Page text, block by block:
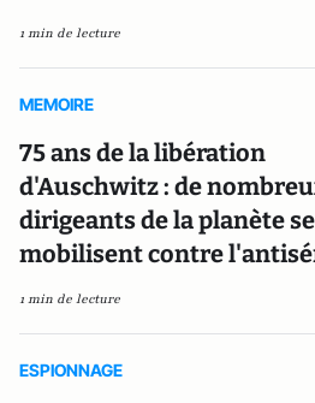
1 min de lecture
MEMOIRE
75 ans de la libération
d'Auschwitz : de
dirigeants de la planète se
mobilisent contre
1 min de lecture
ESPIONNAGE